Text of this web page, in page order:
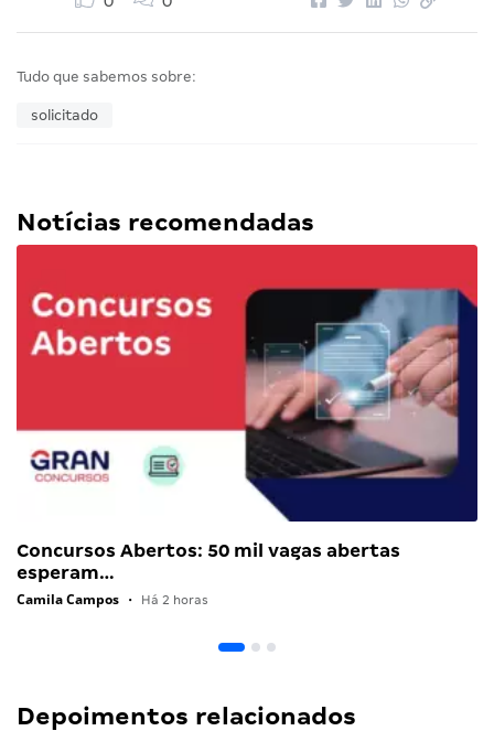
Tudo que sabemos sobre:
solicitado
Notícias recomendadas
Concursos Abertos: 50 mil vagas abertas
esperam…
Camila Campos • Há 2 horas
Depoimentos relacionados